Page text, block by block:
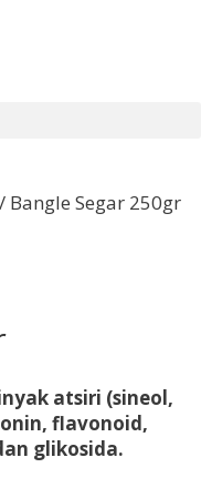
/ Bangle Segar 250gr
atsiri (sineol,
flavonoid,
glikosida.